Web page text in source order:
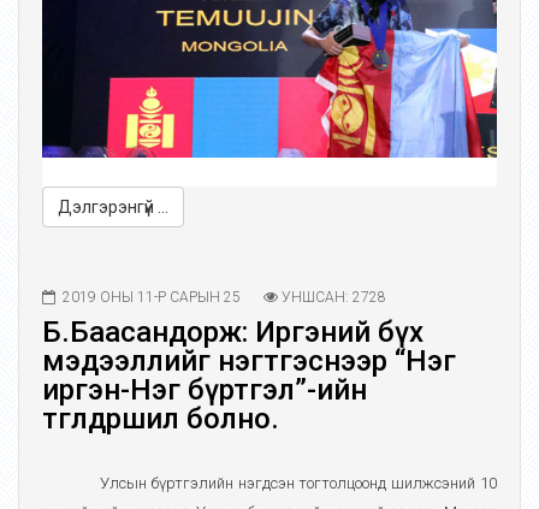
Дэлгэрэнгүй ...
2019 ОНЫ 11-Р САРЫН 25 УНШСАН: 2728
Б.Баасандорж: Иргэний бүх
мэдээллийг нэгтгэснээр “Нэг
иргэн-Нэг бүртгэл”-ийн
төгөлдөршил болно.
Улсын бүртгэлийн нэгдсэн тогтолцоонд шилжсэний 10